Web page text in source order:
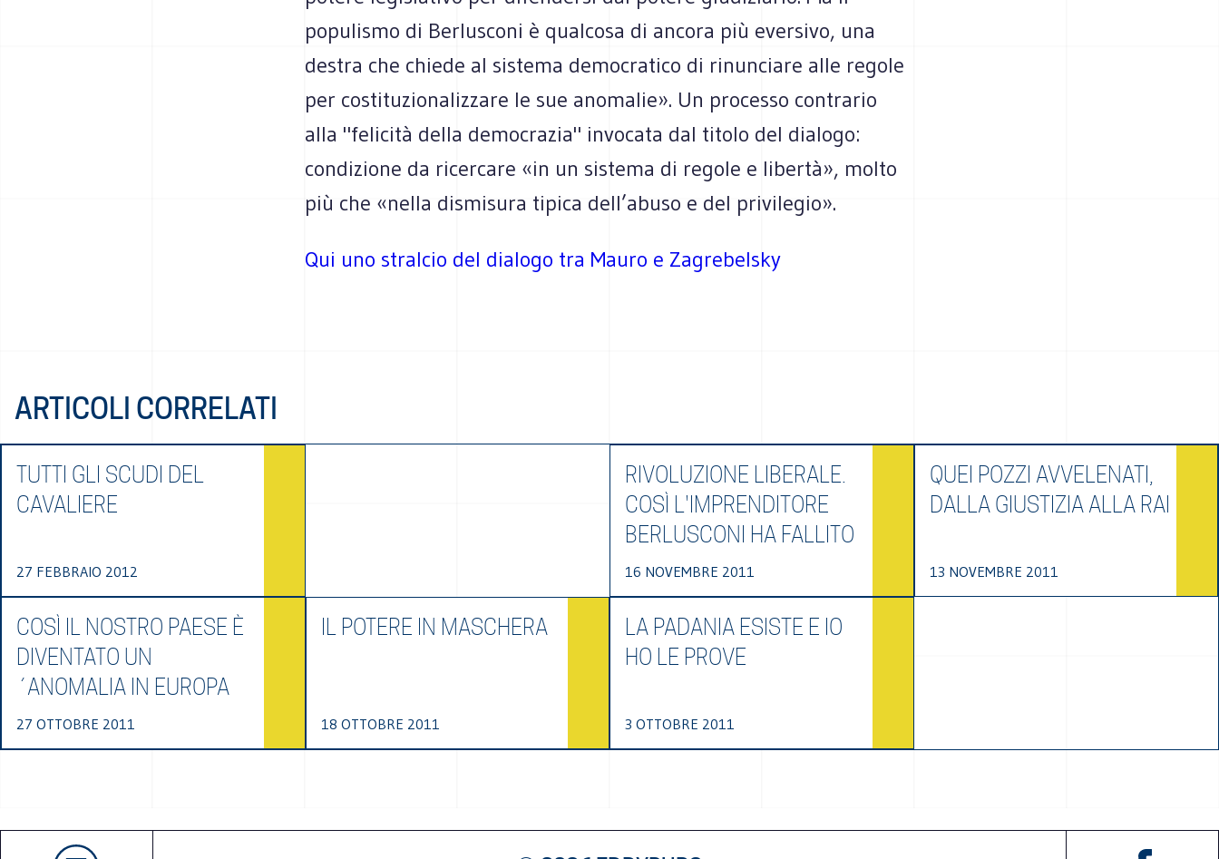
populismo di Berlusconi è qualcosa di ancora più eversivo, una
destra che chiede al sistema democratico di rinunciare alle regole
per costituzionalizzare le sue anomalie». Un processo contrario
alla "felicità della democrazia" invocata dal titolo del dialogo:
condizione da ricercare «in un sistema di regole e libertà», molto
più che «nella dismisura tipica dell’abuso e del privilegio».
Qui uno stralcio del dialogo tra Mauro e Zagrebelsky
ARTICOLI CORRELATI
TUTTI GLI SCUDI DEL
CAVALIERE
27 FEBBRAIO 2012
RIVOLUZIONE LIBERALE.
COSÌ L'IMPRENDITORE
BERLUSCONI HA FALLITO
16 NOVEMBRE 2011
QUEI POZZI AVVELENATI,
DALLA GIUSTIZIA ALLA RAI
13 NOVEMBRE 2011
COSÌ IL NOSTRO PAESE È
DIVENTATO UN
´ANOMALIA IN EUROPA
27 OTTOBRE 2011
IL POTERE IN MASCHERA
18 OTTOBRE 2011
LA PADANIA ESISTE E IO
HO LE PROVE
3 OTTOBRE 2011